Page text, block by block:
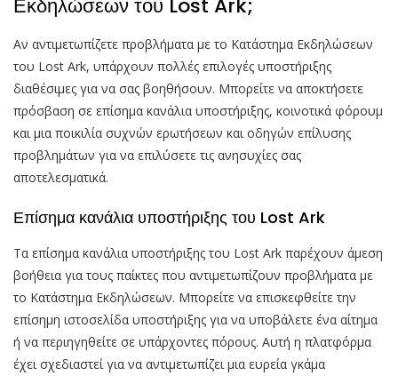
Εκδηλώσεων του Lost Ark;
Αν αντιμετωπίζετε προβλήματα με το Κατάστημα Εκδηλώσεων
του Lost Ark, υπάρχουν πολλές επιλογές υποστήριξης
διαθέσιμες για να σας βοηθήσουν. Μπορείτε να αποκτήσετε
πρόσβαση σε επίσημα κανάλια υποστήριξης, κοινοτικά φόρουμ
και μια ποικιλία συχνών ερωτήσεων και οδηγών επίλυσης
προβλημάτων για να επιλύσετε τις ανησυχίες σας
αποτελεσματικά.
Επίσημα κανάλια υποστήριξης του Lost Ark
Τα επίσημα κανάλια υποστήριξης του Lost Ark παρέχουν άμεση
βοήθεια για τους παίκτες που αντιμετωπίζουν προβλήματα με
το Κατάστημα Εκδηλώσεων. Μπορείτε να επισκεφθείτε την
επίσημη ιστοσελίδα υποστήριξης για να υποβάλετε ένα αίτημα
ή να περιηγηθείτε σε υπάρχοντες πόρους. Αυτή η πλατφόρμα
έχει σχεδιαστεί για να αντιμετωπίζει μια ευρεία γκάμα